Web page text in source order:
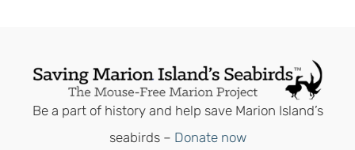
Be a part of history and help save Marion Island’s
seabirds – Donate now